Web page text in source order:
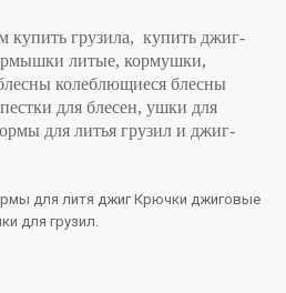
купить грузила, купить джиг-
литые, кормушки,
колеблющиеся блесны
для блесен, ушки для
для литья грузил и джиг-
для литя джиг Крючки джиговые
для грузил.